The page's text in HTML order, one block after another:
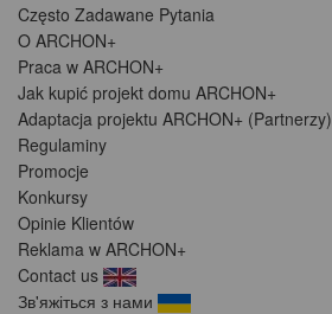
Często Zadawane Pytania
O ARCHON+
Praca w ARCHON+
Jak kupić projekt domu ARCHON+
Adaptacja projektu ARCHON+ (Partnerzy)
Regulaminy
Promocje
Konkursy
Opinie Klientów
Reklama w ARCHON+
Contact us
Зв'яжіться з нами